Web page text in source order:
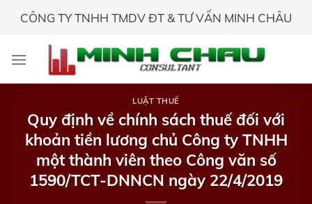
CÔNG TY TNHH TMDV ĐT & TƯ VẤN MINH CHÂU
LUẬT THUẾ
Quy định về chính sách thuế đối với
khoản tiền lương chủ Công ty TNHH
một thành viên theo Công văn số
1590/TCT-DNNCN ngày 22/4/2019